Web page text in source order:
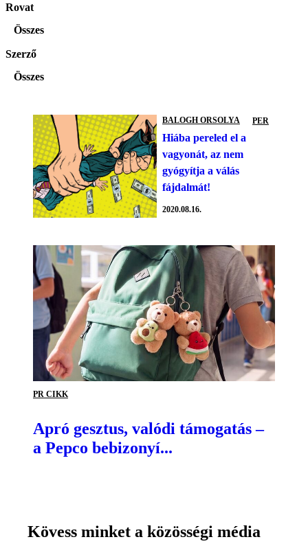
Rovat
Összes
Szerző
Összes
BALOGH ORSOLYA PER
Hiába pereled el a
vagyonát, az nem
gyógyítja a válás
fájdalmát!
2020.08.16.
PR CIKK
Apró gesztus, valódi támogatás –
a Pepco bebizonyí...
Kövess minket a közösségi média